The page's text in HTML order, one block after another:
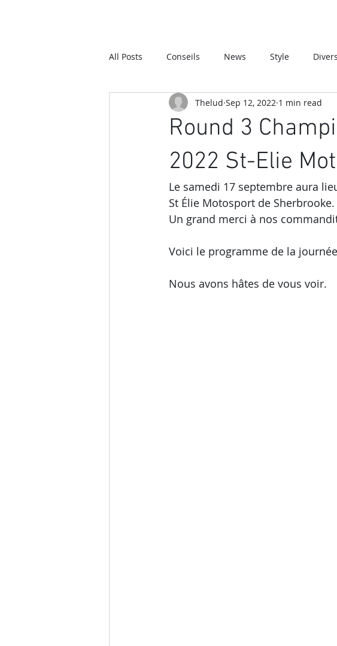
All Posts Conseils News Style Divers
Round 3
2022 St-Elie
Thelud Sep 12, 2022 1 min read
Le samedi 17 septembre aura
St Élie Motosport de Sherbrooke.
Un grand merci à nos
Voici le programme de la
Nous avons hâtes de vous voir.